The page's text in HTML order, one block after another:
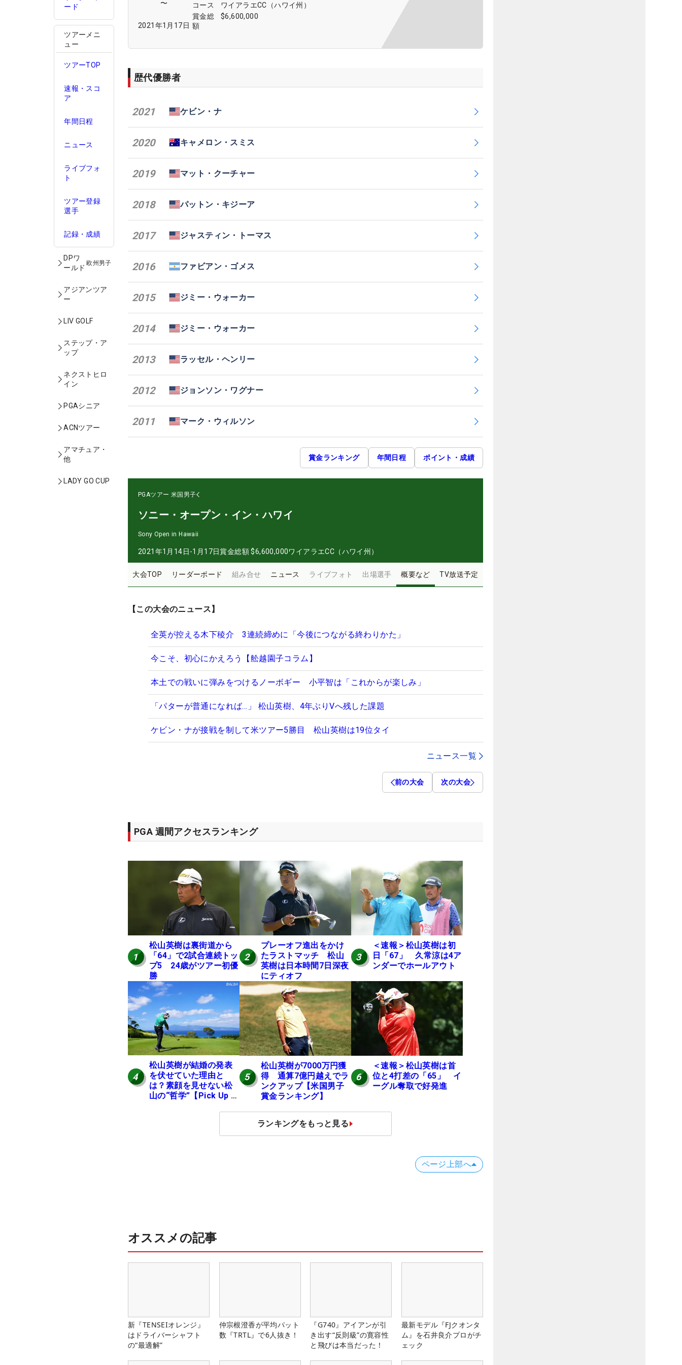
ード
ツアーメニ
ュー
ツアーTOP
速報・スコ
ア
年間日程
ニュース
ライブフォ
ト
ツアー登録
選手
記録・成績
DPワ
ールド
欧州男子
アジアンツア
ー
LIV GOLF
ステップ・ア
ップ
ネクストヒロ
イン
PGAシニア
ACNツアー
アマチュア・
他
LADY GO CUP
〜
2021年1月17日
コース
ワイアラエCC（ハワイ州）
賞金総
額
$6,600,000
歴代優勝者
2021 ケビン・ナ
2020 キャメロン・スミス
2019 マット・クーチャー
2018 パットン・キジーア
2017 ジャスティン・トーマス
2016 ファビアン・ゴメス
2015 ジミー・ウォーカー
2014 ジミー・ウォーカー
2013 ラッセル・ヘンリー
2012 ジョンソン・ワグナー
2011 マーク・ウィルソン
賞金ランキング 年間日程 ポイント・成績
PGAツアー 米国男子
ソニー・オープン・イン・ハワイ
Sony Open in Hawaii
2021年1月14日-1月17日賞金総額 $6,600,000ワイアラエCC（ハワイ州）
大会TOP リーダーボード 組み合せ ニュース ライブフォト 出場選手 概要など TV放送予定
【この大会のニュース】
全英が控える木下稜介 3連続締めに「今後につながる終わりかた」
今こそ、初心にかえろう【舩越園子コラム】
本土での戦いに弾みをつけるノーボギー 小平智は「これからが楽しみ」
「パターが普通になれば…」 松山英樹、4年ぶりVへ残した課題
ケビン・ナが接戦を制して米ツアー5勝目 松山英樹は19位タイ
ニュース一覧
前の大会 次の大会
PGA 週間アクセスランキング
1
松山英樹は裏街道から
「64」で2試合連続トッ
プ5 24歳がツアー初優
勝
2
プレーオフ進出をかけ
たラストマッチ 松山
英樹は日本時間7日深夜
にティオフ
3
＜速報＞松山英樹は初
日「67」 久常涼は4ア
ンダーでホールアウト
4
松山英樹が結婚の発表
を伏せていた理由と
は？素顔を見せない松
山の“哲学”【Pick Up 米
5
松山英樹が7000万円獲
得 通算7億円越えでラ
ンクアップ【米国男子
賞金ランキング】
6
＜速報＞松山英樹は首
位と4打差の「65」 イ
ーグル奪取で好発進
ランキングをもっと見る
ページ上部へ
オススメの記事
新『TENSEIオレンジ』
はドライバーシャフト
の“最適解”
仲宗根澄香が平均パット
数『TRTL』で6人抜き！
『G740』アイアンが引
き出す“反則級”の寛容性
と飛びは本当だった！
最新モデル『FJクオンタ
ム』を石井良介プロがチ
ェック